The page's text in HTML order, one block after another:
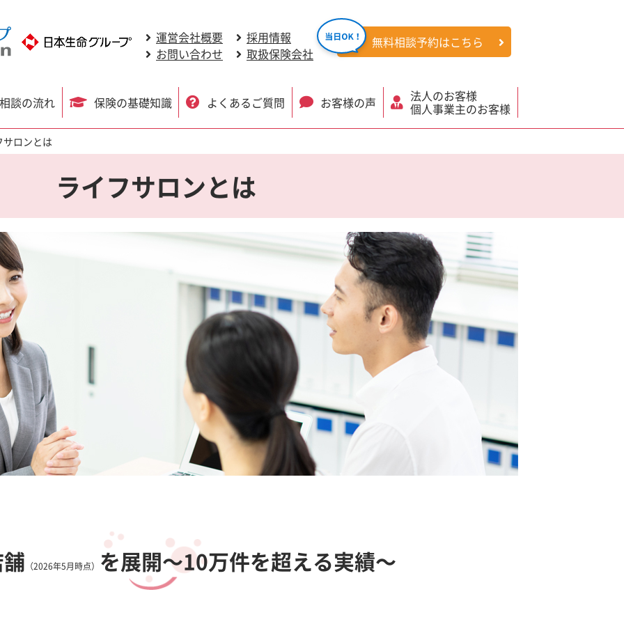
運営会社概要
採用情報
お問い合わせ
取扱保険会社
無料相談予約はこちら
談の流れ 保険の基礎知識 よくあるご質問 お客様の声 法人のお客様
個人事業主のお客様
サロンとは
ライフサロンとは
（2026年5月時点） を展開～10万件を超える実績～